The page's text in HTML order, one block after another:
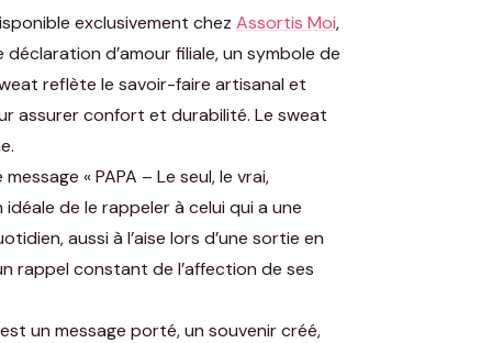
exclusivement chez Assortis Moi,
d’amour filiale, un symbole de
reflète le savoir-faire artisanal et
assurer confort et durabilité. Le sweat
« PAPA – Le seul, le vrai,
de le rappeler à celui qui a une
aussi à l’aise lors d’une sortie en
rappel constant de l’affection de ses
un message porté, un souvenir créé,